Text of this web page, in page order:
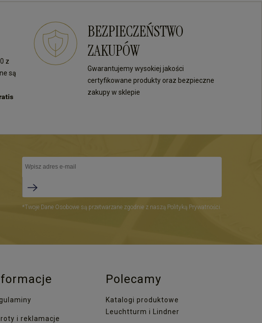
komentarz! Twój entuzjazm jest dla
zobaczenia przy kolejnych
zakupach!
tak dobrej opinii. Naszym
wysiłki - dziękujemy raz
z
są
BEZPIECZEŃSTWO
ZAKUPÓW
Gwarantujemy wysokiej jakości
certyfikowane produkty oraz bezpieczne
zakupy w sklepie
*Twoje Dane Osobowe są przetwarzane zgodnie z naszą Polityką Prywatności.
i reklamacje
Polecamy
Katalogi produktowe
Leuchtturm i Lindner